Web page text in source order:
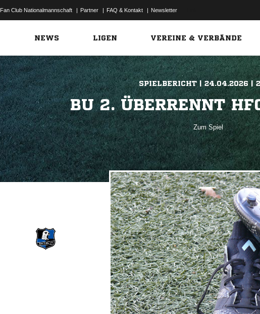
Fan Club Nationalmannschaft | Partner | FAQ & Kontakt | Newsletter
NEWS LIGEN VEREINE & VERBÄNDE
SPIELBERICHT | 24.04.2026 |
BU 2. ÜBERRENNT
Zum Spiel